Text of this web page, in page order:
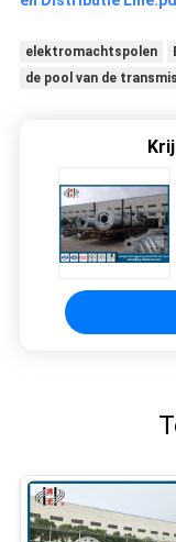
elektromachtspolen
de pool van de